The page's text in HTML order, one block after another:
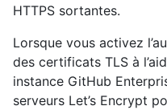
HTTPS sortantes.
Lorsque vous activez
des certificats TLS à
instance GitHub
serveurs Let’s Encrypt